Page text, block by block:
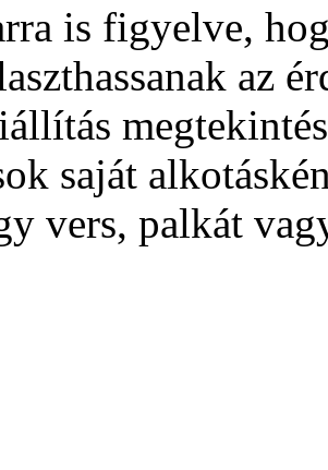
is figyelve,
az
saját
vers, palkát